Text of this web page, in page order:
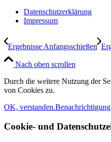
Datenschutzerklärung
Impressum
Ergebnisse Anfangsschießen
Nach oben scrollen
Durch die weitere Nutzung der
von Cookies zu.
OK, verstanden.
Cookie- und